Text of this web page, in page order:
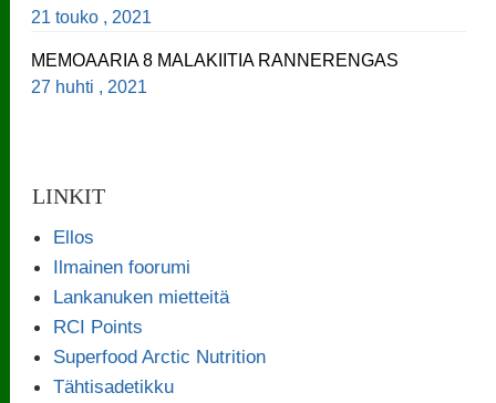
21 touko , 2021
MEMOAARIA 8 MALAKIITIA RANNERENGAS
27 huhti , 2021
LINKIT
Ellos
Ilmainen foorumi
Lankanuken mietteitä
RCI Points
Superfood Arctic Nutrition
Tähtisadetikku